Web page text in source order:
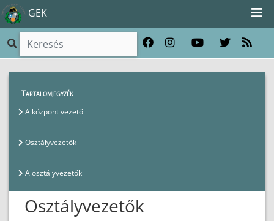
GEK
Magunkról
Tartalomjegyzék
A központ vezetői
Osztályvezetők
Alosztályvezetők
Osztályvezetők